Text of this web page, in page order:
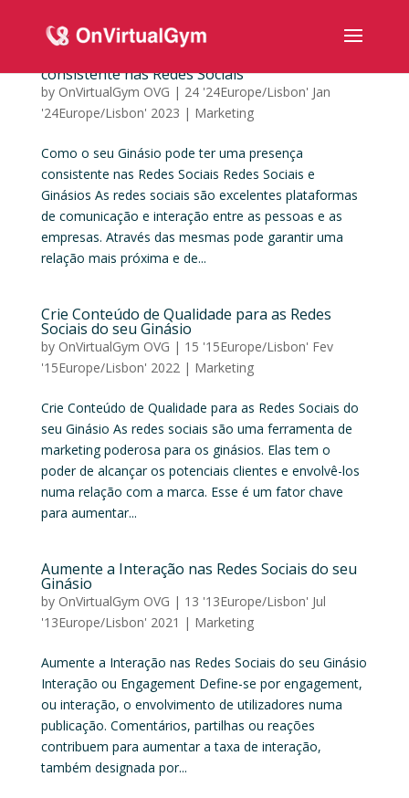
consistente nas Redes Sociais
by OnVirtualGym OVG | 24 '24Europe/Lisbon' Jan
'24Europe/Lisbon' 2023 | Marketing
Como o seu Ginásio pode ter uma presença
consistente nas Redes Sociais Redes Sociais e
Ginásios As redes sociais são excelentes plataformas
de comunicação e interação entre as pessoas e as
empresas. Através das mesmas pode garantir uma
relação mais próxima e de...
Crie Conteúdo de Qualidade para as Redes
Sociais do seu Ginásio
by OnVirtualGym OVG | 15 '15Europe/Lisbon' Fev
'15Europe/Lisbon' 2022| Marketing
Crie Conteúdo de Qualidade para as Redes Sociais do
seu Ginásio As redes sociais são uma ferramenta de
marketing poderosa para os ginásios. Elas tem o
poder de alcançar os potenciais clientes e envolvê-los
numa relação com a marca. Esse é um fator chave
para aumentar...
Aumente a Interação nas Redes Sociais do seu
Ginásio
by OnVirtualGym OVG | 13 '13Europe/Lisbon' Jul
'13Europe/Lisbon' 2021 | Marketing
Aumente a Interação nas Redes Sociais do seu Ginásio
Interação ou Engagement Define-se por engagement,
ou interação, o envolvimento de utilizadores numa
publicação. Comentários, partilhas ou reações
contribuem para aumentar a taxa de interação,
também designada por...